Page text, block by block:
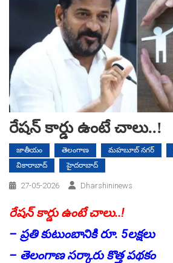
రేషన్‌ కార్డు ఉంటే చాలు..!
జాతీయం తెలంగాణ మహబూబ్ నగర్
వికారాబాద్
హైదరాబాద్
27-05-2026 Dharshininews
రేషన్‌ కార్డు ఉంటే చాలు..!
– ప్రతి కుటుంబానికి రూ. 5లక్షలు
– తెలంగాణ సర్కారు కొత్త పథకం